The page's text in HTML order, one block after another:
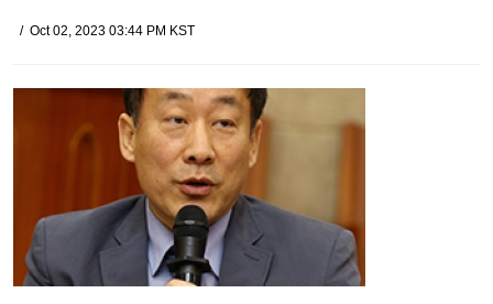
Oct 02, 2023 03:44 PM KST